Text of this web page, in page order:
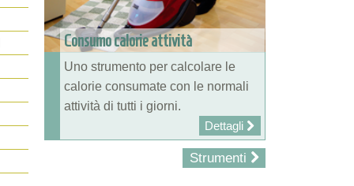
Consumo calorie attività
Uno strumento per calcolare le
calorie consumate con le normali
attività di tutti i giorni.
Dettagli
Strumenti